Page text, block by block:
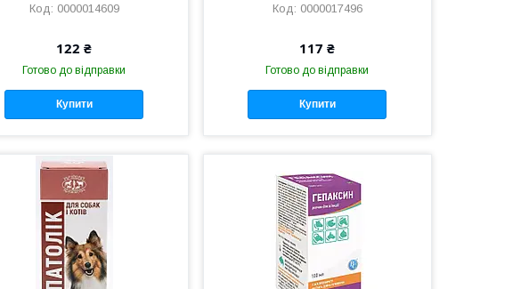
0000014609
122 ₴
Готово до відправки
Купити
0000017496
117 ₴
Готово до відправки
Купити